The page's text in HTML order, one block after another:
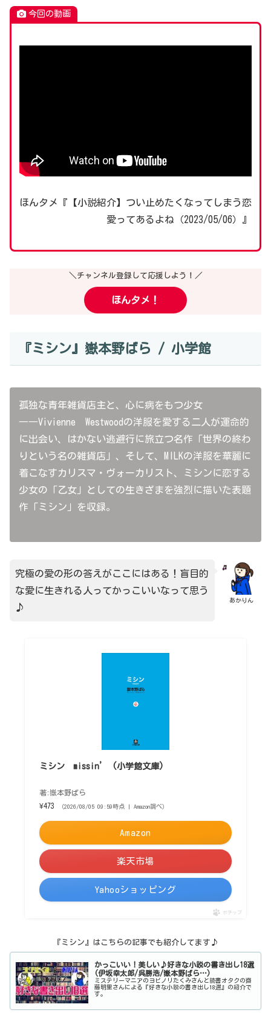
今回の動画
ほんタメ『【小説紹介】つい止めたくなってしまう恋
愛ってあるよね（2023/05/06）』
＼チャンネル登録して応援しよう！／
ほんタメ！
『ミシン』嶽本野ばら / 小学館
孤独な青年雑貨店主と、心に病をもつ少女
――Vivienne Westwoodの洋服を愛する二人が運命的
に出会い、はかない逃避行に旅立つ名作「世界の終わ
りという名の雑貨店」、そして、MILKの洋服を華麗に
着こなすカリスマ・ヴォーカリスト、ミシンに恋する
少女の「乙女」としての生きざまを強烈に描いた表題
作「ミシン」を収録。
あかりん
究極の愛の形の答えがここにはある！盲目的
な愛に生きれる人ってかっこいいなって思う
♪
ミシン missin’ (小学館文庫)
著:嶽本野ばら
¥473
（2026/08/05 09:59時点 | Amazon調べ）
Amazon
楽天市場
Yahooショッピング
ポチップ
『ミシン』はこちらの記事でも紹介してます♪
かっこいい！美しい♪好きな小説の書き出し18選
(伊坂幸太郎/呉勝浩/嶽本野ばら…)
ミステリーマニアのヨビノリたくみさんと読書オタクの齋
藤明里さんによる『好きな小説の書き出し18選』の紹介で
す。